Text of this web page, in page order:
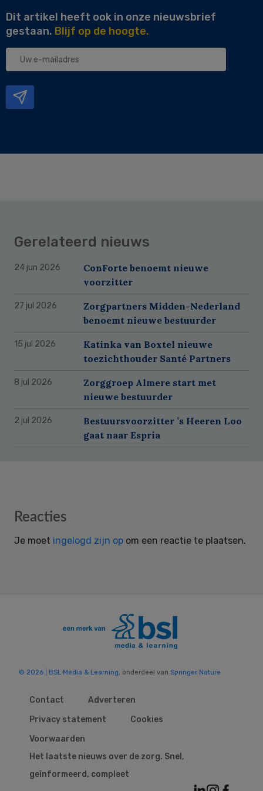
Dit artikel heeft ook in onze nieuwsbrief
gestaan. Blijf op de hoogte.
Uw
Gerelateerd nieuws
24 jun 2026
ConForte benoemt nieuwe
voorzitter
27 jul 2026
Zorgpartners Midden-Nederland
benoemt nieuwe bestuurder
15 jul 2026
Katinka van Boxtel nieuwe
toezichthouder Santé Partners
8 jul 2026
Zorggroep Almere start met
nieuwe bestuurder
2 jul 2026
Bestuursvoorzitter ’s Heeren Loo
gaat naar Espria
Reader
Reacties
Je moet ingelogd zijn op om een reactie te plaatsen.
© 2026 | BSL Media & Learning, onderdeel van Springer Nature
Contact
Adverteren
Privacy statement
Cookies
Voorwaarden
Het laatste nieuws over de zorg. Snel,
geïnformeerd, compleet